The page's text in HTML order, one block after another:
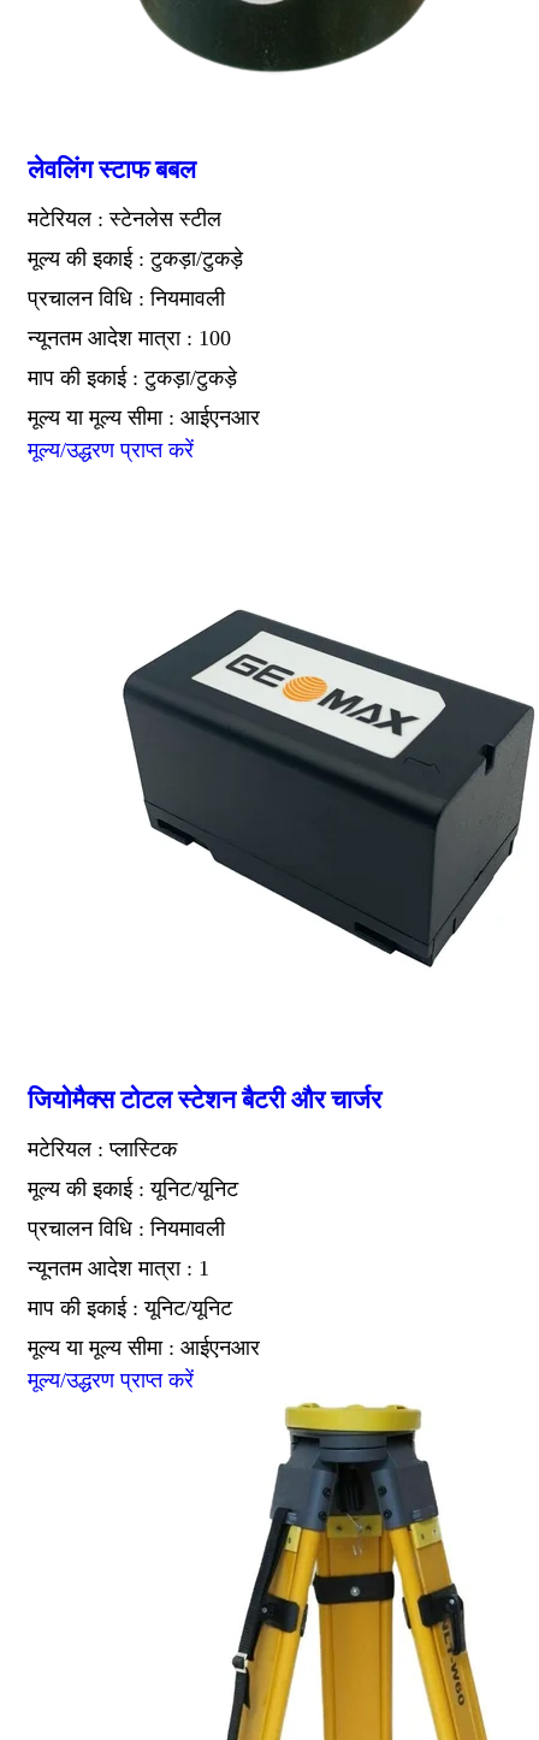
लेवलिंग स्टाफ बबल
मटेरियल : स्टेनलेस स्टील
मूल्य की इकाई : टुकड़ा/टुकड़े
प्रचालन विधि : नियमावली
न्यूनतम आदेश मात्रा : 100
माप की इकाई : टुकड़ा/टुकड़े
मूल्य या मूल्य सीमा : आईएनआर
मूल्य/उद्धरण प्राप्त करें
जियोमैक्स टोटल स्टेशन बैटरी और चार्जर
मटेरियल : प्लास्टिक
मूल्य की इकाई : यूनिट/यूनिट
प्रचालन विधि : नियमावली
न्यूनतम आदेश मात्रा : 1
माप की इकाई : यूनिट/यूनिट
मूल्य या मूल्य सीमा : आईएनआर
मूल्य/उद्धरण प्राप्त करें